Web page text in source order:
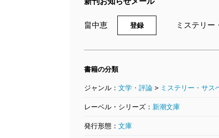
畠中恵 登録 ミステリー
書籍の分類
ジャンル： 文学・評論 > ミステリー・サス
レーベル・シリーズ： 新潮文庫
発行形態： 文庫